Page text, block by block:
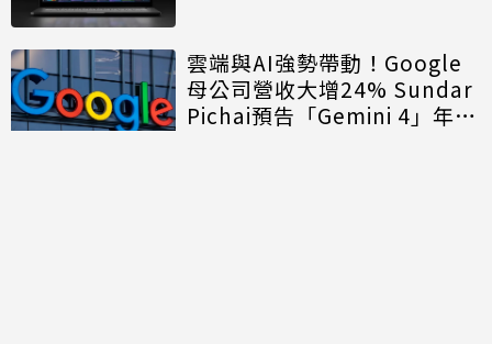
雲端與AI強勢帶動！Google
母公司營收大增24% Sundar
Pichai預告「Gemini 4」年底